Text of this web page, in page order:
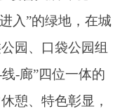
路”，改变